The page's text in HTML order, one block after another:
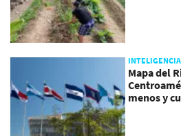
Mapa del
menos y